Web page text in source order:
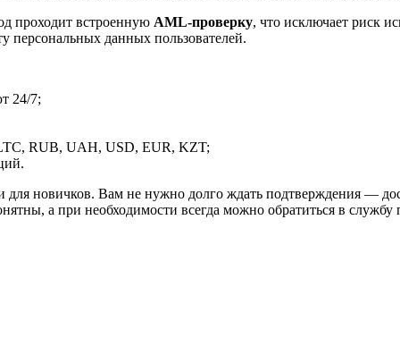
проходит встроенную AML-проверку, что исключает риск
персональных данных пользователей.
24/7;
RUB, UAH, USD, EUR, KZT;
новичков. Вам не нужно долго ждать подтверждения —
а при необходимости всегда можно обратиться в службу